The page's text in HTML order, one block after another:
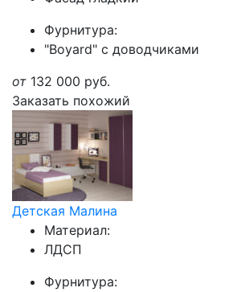
Фурнитура:
"Boyard" с доводчиками
от 132 000 руб.
Заказать похожий
Детская Малина
Материал:
ЛДСП
Фурнитура: